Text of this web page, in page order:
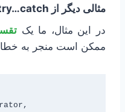
مثالی دیگر از try…catch
در این مثال، ما یک
ممکن است منجر به